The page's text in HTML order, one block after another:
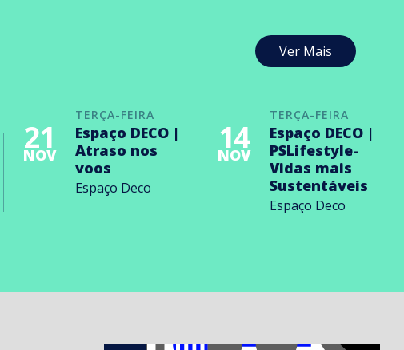
Ver Mais
TERÇA-FEIRA
21
NOV
Espaço DECO |
Atraso nos
voos
Espaço Deco
TERÇA-FEIRA
14
NOV
Espaço DECO |
PSLifestyle-
Vidas mais
Sustentáveis
Espaço Deco